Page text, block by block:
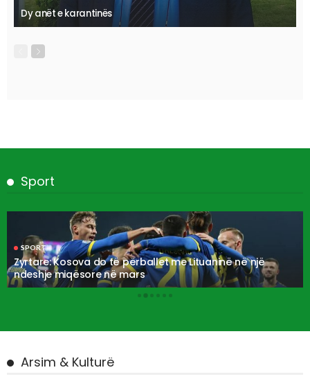
Dy anët e karantinës
Sport
SPORT
Zyrtare: Kosova do të përballet me Lituaninë në një
ndeshje miqësore në mars
Arsim & Kulturë